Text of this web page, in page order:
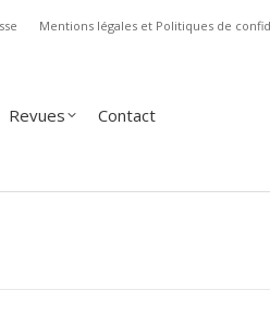
Mentions légales et Politiques de
Revues Contact